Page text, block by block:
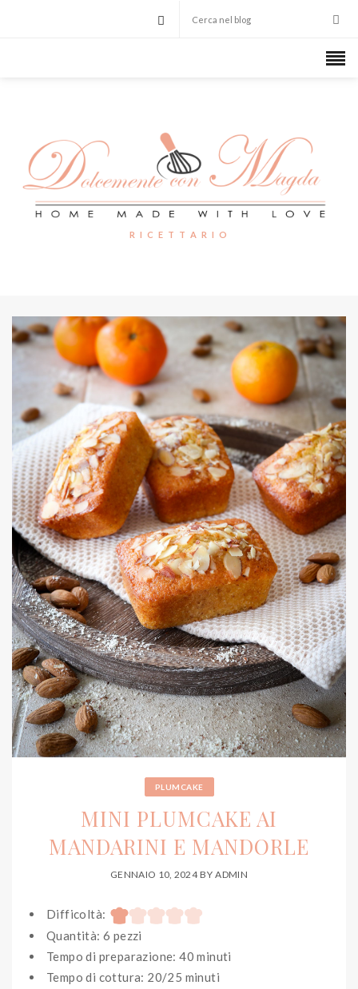
R I C E T T A R I O
PLUMCAKE
MINI PLUMCAKE AI
MANDARINI E MANDORLE
GENNAIO 10, 2024 BY ADMIN
Difficoltà:
Quantità: 6 pezzi
Tempo di preparazione: 40 minuti
Tempo di cottura: 20/25 minuti